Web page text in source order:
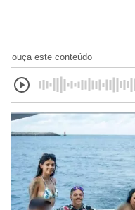
ouça este conteúdo